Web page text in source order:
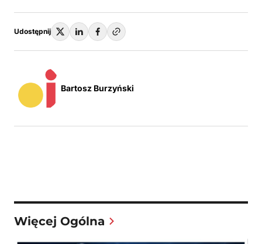
Udostępnij
Bartosz Burzyński
Więcej Ogólna